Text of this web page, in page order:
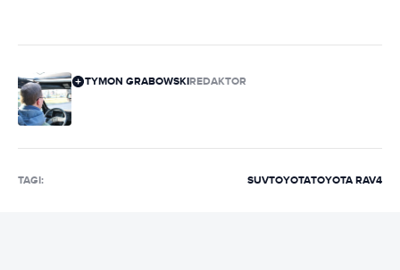
TYMON GRABOWSKIREDAKTOR
TAGI: SUVTOYOTATOYOTA RAV4